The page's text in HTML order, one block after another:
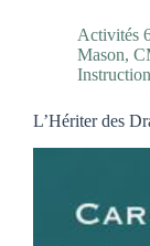
Activités
Mason,
L’Hériter des